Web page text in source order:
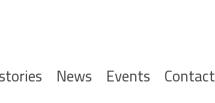
News Events Contact